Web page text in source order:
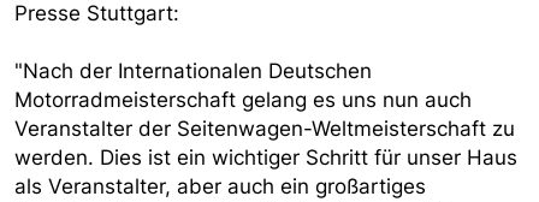
Presse Stuttgart:
"Nach der Internationalen Deutschen
Motorradmeisterschaft gelang es uns nun auch
Veranstalter der Seitenwagen-Weltmeisterschaft zu
werden. Dies ist ein wichtiger Schritt für unser Haus
als Veranstalter, aber auch ein großartiges